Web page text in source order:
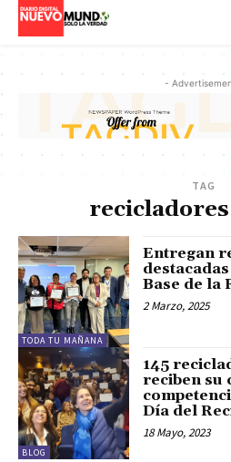
-
TAG
recicladores
TODA TU MAÑANA
Entregan
Base de la
2 Marzo, 2025
BLOG
145
reciben su
Día del
18 Mayo, 2023